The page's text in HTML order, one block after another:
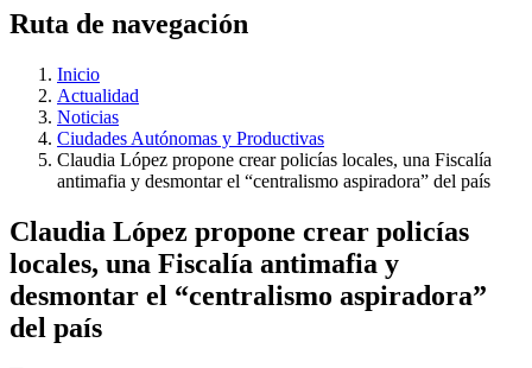
Ruta de navegación
Inicio
Actualidad
Noticias
Ciudades Autónomas y Productivas
Claudia López propone crear policías locales, una Fiscalía
antimafia y desmontar el “centralismo aspiradora” del país
Claudia López propone crear policías
locales, una Fiscalía antimafia y
desmontar el “centralismo aspiradora”
del país